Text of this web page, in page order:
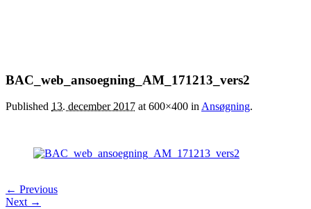
BAC_web_ansoegning_AM_171213_vers2
Published 13. december 2017 at 600×400 inAnsøgning.
← Previous
Next →